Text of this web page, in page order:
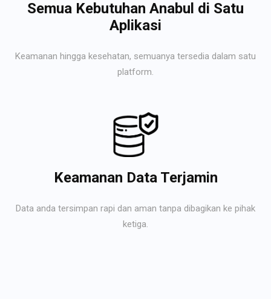
Semua Kebutuhan Anabul di Satu
Aplikasi
Keamanan hingga kesehatan, semuanya tersedia dalam satu
platform.
Keamanan Data Terjamin
Data anda tersimpan rapi dan aman tanpa dibagikan ke pihak
ketiga.